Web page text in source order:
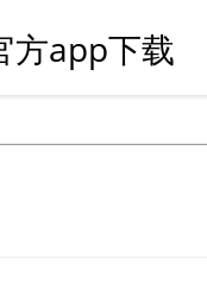
方app下载